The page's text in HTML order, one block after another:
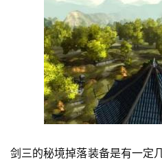
剑三的秘境掉落装备是有一定